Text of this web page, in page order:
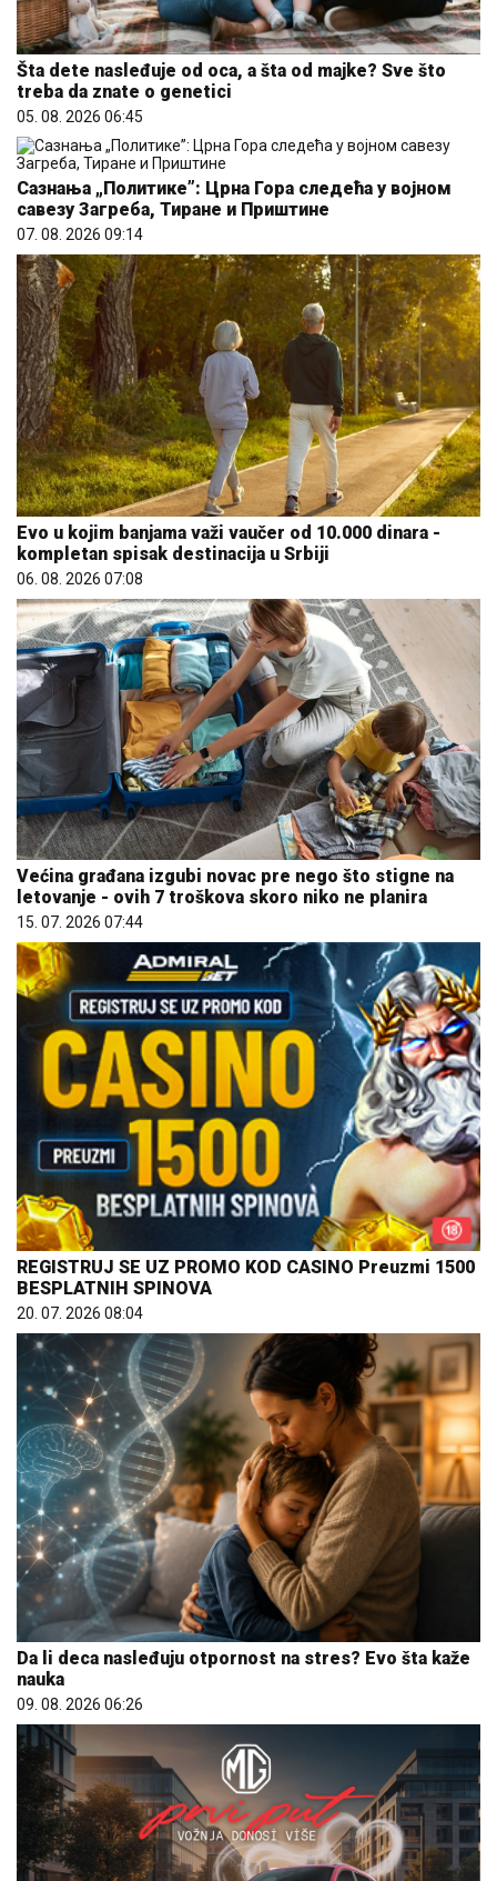
Šta dete nasleđuje od oca, a šta od majke? Sve što
treba da znate o genetici
05. 08. 2026 06:45
Сазнања „Политике”: Црна Гора следећа у војном
савезу Загреба, Тиране и Приштине
07. 08. 2026 09:14
Evo u kojim banjama važi vaučer od 10.000 dinara -
kompletan spisak destinacija u Srbiji
06. 08. 2026 07:08
Većina građana izgubi novac pre nego što stigne na
letovanje - ovih 7 troškova skoro niko ne planira
15. 07. 2026 07:44
REGISTRUJ SE UZ PROMO KOD CASINO Preuzmi 1500
BESPLATNIH SPINOVA
20. 07. 2026 08:04
Da li deca nasleđuju otpornost na stres? Evo šta kaže
nauka
09. 08. 2026 06:26